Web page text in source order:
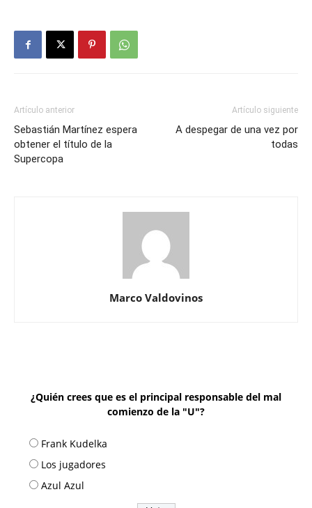
Artículo anterior
Sebastián Martínez espera
obtener el título de la
Supercopa
Artículo siguiente
A despegar de una vez por
todas
Marco Valdovinos
¿Quién crees que es el principal responsable del mal
comienzo de la "U"?
Frank Kudelka
Los jugadores
Azul Azul